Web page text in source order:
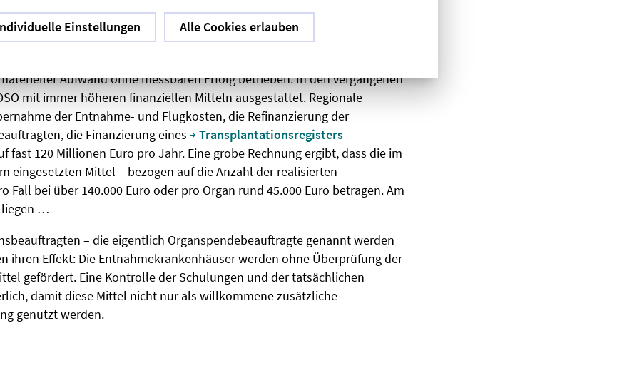
Einstellungen Alle Cookies erlauben
die diese Lösungen anwenden, sind keine Schurkenstaaten, sondern
in anderen Fragen freundschaftlich und solidarisch verbundene Länder.
oder pflegen nur wir eine „nationale Ethik“?
Aufwand ohne messbaren Erfolg betrieben: In den vergangenen
mit immer höheren finanziellen Mitteln ausgestattet. Regionale
der Entnahme- und Flugkosten, die Refinanzierung der
die Finanzierung eines
Transplantationsregisters
fast 120 Millionen Euro pro Jahr. Eine grobe Rechnung ergibt, dass die im
eingesetzten Mittel – bezogen auf die Anzahl der realisierten
Fall bei über 140.000 Euro oder pro Organ rund 45.000 Euro betragen. Am
liegen …
– die eigentlich Organspendebeauftragte genannt werden
ihren Effekt: Die Entnahmekrankenhäuser werden ohne Überprüfung der
gefördert. Eine Kontrolle der Schulungen und der tatsächlichen
damit diese Mittel nicht nur als willkommene zusätzliche
genutzt werden.